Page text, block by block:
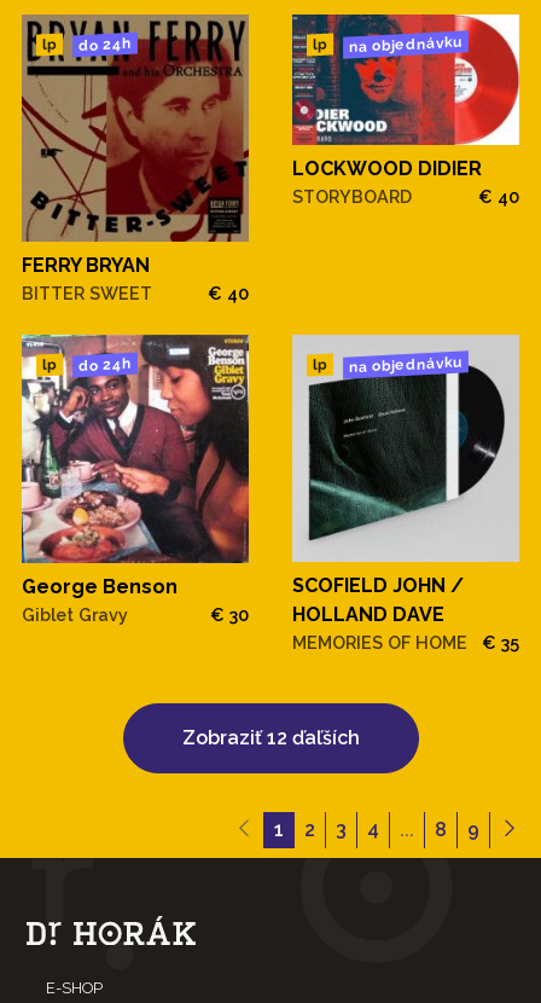
lp do 24h
FERRY BRYAN
BITTER SWEET € 40
lp na objednávku
LOCKWOOD DIDIER
STORYBOARD € 40
lp do 24h
George Benson
Giblet Gravy € 30
lp na objednávku
SCOFIELD JOHN /
HOLLAND DAVE
MEMORIES OF HOME € 35
Zobraziť 12 ďaľších
1 2 3 4 ... 8 9
E-SHOP